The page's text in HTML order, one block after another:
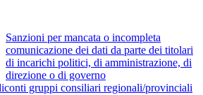
Sanzioni per mancata o incompleta
comunicazione dei dati da parte dei titolari
di incarichi politici, di amministrazione, di
direzione o di governo
gruppi consiliari regionali/provinciali